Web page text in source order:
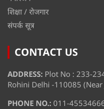
शिक्षा / रोजगार
संपर्क सूत्र
CONTACT US
ADDRESS: Plot No : 233-
Rohini Delhi -110085
PHONE NO.: 011-